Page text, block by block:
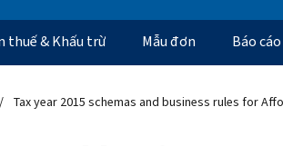
thuế & Khấu trừ Mẫu đơn Báo
Tax year 2015 schemas and business rules for